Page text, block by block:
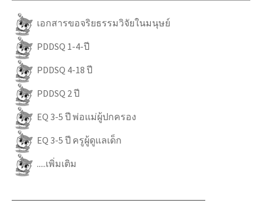
เอกสารขอจริยธรรมวิจัยในมนุษย์
PDDSQ 1-4-ปี
PDDSQ 4-18 ปี
PDDSQ 2 ปี
EQ 3-5 ปี พ่อแม่ผู้ปกครอง
EQ 3-5 ปี ครูผู้ดูแลเด็ก
.....เพิ่มเติม